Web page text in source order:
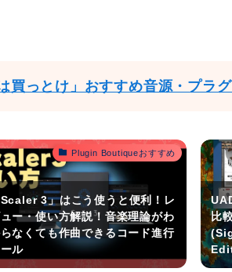
買っとけ」おすすめ音源・プラ
Plugin Boutiqueおすすめ
Scaler 3」はこう使うと便利！レ
ュー・使い方解説！音楽理論がわ
なくても作曲できるコード進行
ル
比